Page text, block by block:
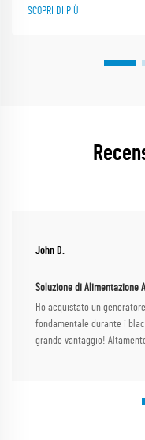
SCOPRI DI PIÙ
John D.
Soluzione di Alimentazione
Ho acquistato un
fondamentale durante i
grande vantaggio!